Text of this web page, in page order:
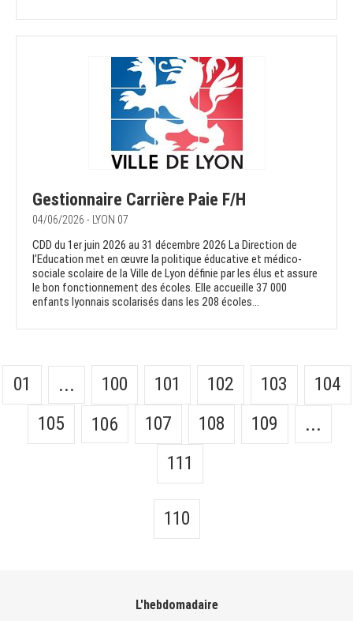
Gestionnaire Carrière Paie F/H
04/06/2026 - LYON 07
CDD du 1er juin 2026 au 31 décembre 2026 La Direction de
l’Education met en œuvre la politique éducative et médico-
sociale scolaire de la Ville de Lyon définie par les élus et assure
le bon fonctionnement des écoles. Elle accueille 37 000
enfants lyonnais scolarisés dans les 208 écoles...
01 ... 100 101 102 103
104
105
106 107 108 109
...
111
110
L'hebdomadaire